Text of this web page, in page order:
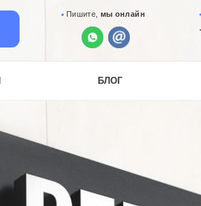
Пишите, мы онлайн
БЛОГ